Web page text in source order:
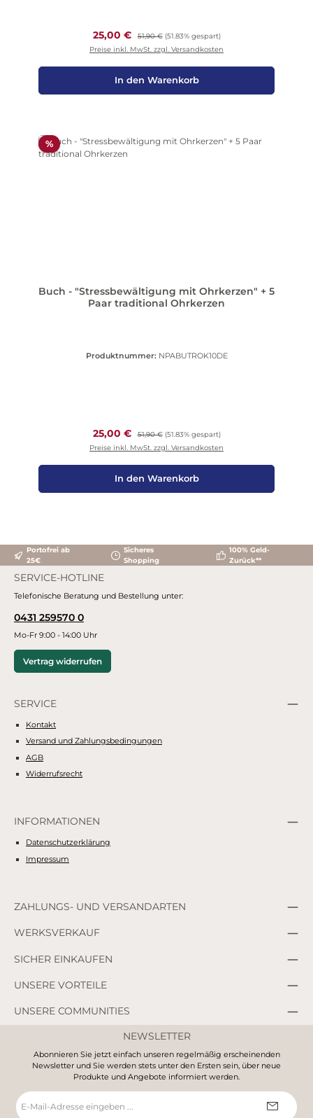
Verkaufspreis:
25,00 € Regulärer Preis:
51,90 € (51.83% gespart)
Preise inkl. MwSt. zzgl. Versandkosten
In den Warenkorb
%Rabatt
Buch - "Stressbewältigung mit Ohrkerzen" + 5
Paar traditional Ohrkerzen
Produktnummer: NPABUTROK10DE
Verkaufspreis:
25,00 € Regulärer Preis:
51,90 € (51.83% gespart)
Preise inkl. MwSt. zzgl. Versandkosten
In den Warenkorb
Portofrei ab
25€
Sicheres
Shopping
100% Geld-
Zurück**
SERVICE-HOTLINE
Telefonische Beratung und Bestellung unter:
0431 259570 0
Mo-Fr 9:00 - 14:00 Uhr
Vertrag widerrufen
SERVICE
Kontakt
Versand und Zahlungsbedingungen
AGB
Widerrufsrecht
INFORMATIONEN
Datenschutzerklärung
Impressum
ZAHLUNGS- UND VERSANDARTEN
WERKSVERKAUF
SICHER EINKAUFEN
UNSERE COMMUNITIES
UNSERE VORTEILE
NEWSLETTER
Abonnieren Sie jetzt einfach unseren regelmäßig erscheinenden
Newsletter und Sie werden stets unter den Ersten sein, über neue
Produkte und Angebote informiert werden.
E-
Mail-